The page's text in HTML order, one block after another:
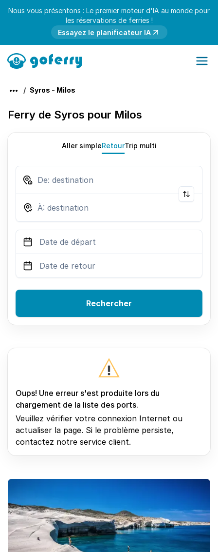
Nous vous présentons : Le premier moteur d'IA au monde pour
les réservations de ferries !
Essayez le planificateur IA
Syros - Milos
Ferry de Syros pour Milos
Aller simpleRetourTrip multi
Rechercher
Oups! Une erreur s'est produite lors du
chargement de la liste des ports.
Veuillez vérifier votre connexion Internet ou
actualiser la page. Si le problème persiste,
contactez notre service client.